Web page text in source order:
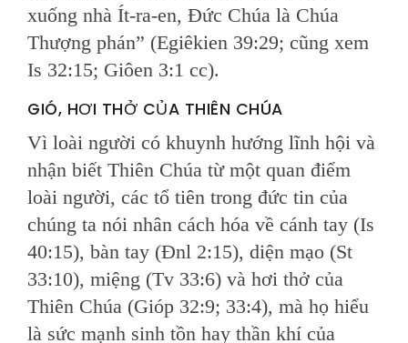
xuống nhà Ít-ra-en, Đức Chúa là Chúa
Thượng phán” (Egiêkien 39:29; cũng xem
Is 32:15; Giôen 3:1 cc).
GIÓ, HƠI THỞ CỦA THIÊN CHÚA
Vì loài người có khuynh hướng lĩnh hội và
nhận biết Thiên Chúa từ một quan điểm
loài người, các tổ tiên trong đức tin của
chúng ta nói nhân cách hóa về cánh tay (Is
40:15), bàn tay (Đnl 2:15), diện mạo (St
33:10), miệng (Tv 33:6) và hơi thở của
Thiên Chúa (Gióp 32:9; 33:4), mà họ hiểu
là sức mạnh sinh tồn hay thần khí của